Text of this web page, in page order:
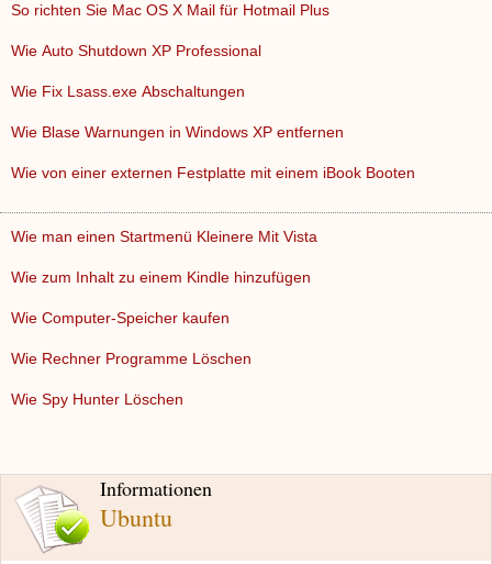
Informationen
Ubuntu
So richten Sie Mac OS X Mail für Hotmail Plus
Wie Auto Shutdown XP Professional
Wie Fix Lsass.exe Abschaltungen
Wie Blase Warnungen in Windows XP entfernen
Wie von einer externen Festplatte mit einem iBook Booten
Wie man einen Startmenü Kleinere Mit Vista
Wie zum Inhalt zu einem Kindle hinzufügen
Wie Computer-Speicher kaufen
Wie Rechner Programme Löschen
Wie Spy Hunter Löschen